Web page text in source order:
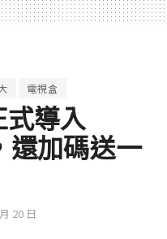
電視盒
式導入
還加碼送一
20 日